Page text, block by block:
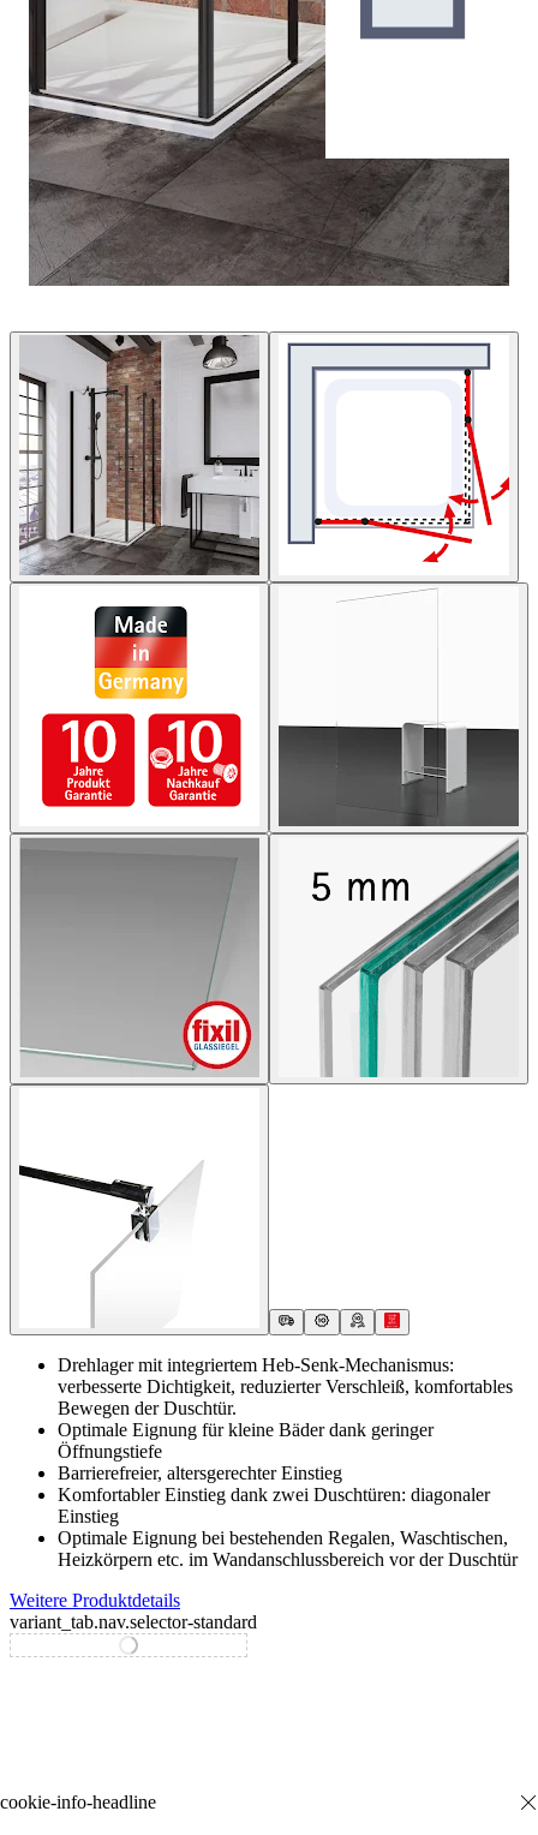
Drehlager mit integriertem Heb-Senk-Mechanismus:
verbesserte Dichtigkeit, reduzierter Verschleiß, komfortables
Bewegen der Duschtür.
Optimale Eignung für kleine Bäder dank geringer
Öffnungstiefe
Barrierefreier, altersgerechter Einstieg
Komfortabler Einstieg dank zwei Duschtüren: diagonaler
Einstieg
Optimale Eignung bei bestehenden Regalen, Waschtischen,
Heizkörpern etc. im Wandanschlussbereich vor der Duschtür
Weitere Produktdetails
variant_tab.nav.selector-standard
variant_tab.nav.selector-special